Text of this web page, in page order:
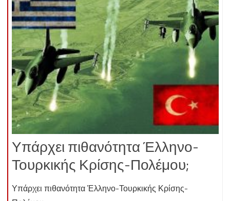
Υπάρχει πιθανότητα Έλληνο-
Τουρκικής Κρίσης-Πολέμου;
Υπάρχει πιθανότητα Έλληνο-Τουρκικής Κρίσης-